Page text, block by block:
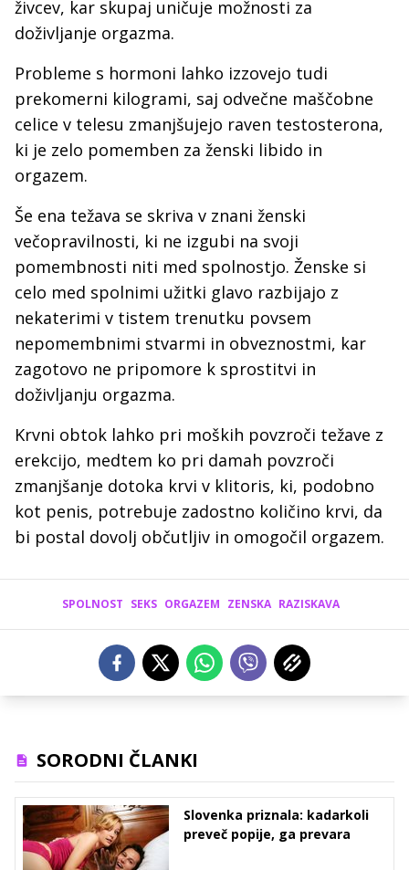
živcev, kar skupaj uničuje možnosti za
doživljanje orgazma.
Probleme s hormoni lahko izzovejo tudi
prekomerni kilogrami, saj odvečne maščobne
celice v telesu zmanjšujejo raven testosterona,
ki je zelo pomemben za ženski libido in
orgazem.
Še ena težava se skriva v znani ženski
večopravilnosti, ki ne izgubi na svoji
pomembnosti niti med spolnostjo. Ženske si
celo med spolnimi užitki glavo razbijajo z
nekaterimi v tistem trenutku povsem
nepomembnimi stvarmi in obveznostmi, kar
zagotovo ne pripomore k sprostitvi in
doživljanju orgazma.
Krvni obtok lahko pri moških povzroči težave z
erekcijo, medtem ko pri damah povzroči
zmanjšanje dotoka krvi v klitoris, ki, podobno
kot penis, potrebuje zadostno količino krvi, da
bi postal dovolj občutljiv in omogočil orgazem.
SPOLNOST SEKS ORGAZEM ZENSKA RAZISKAVA
SORODNI ČLANKI
Slovenka priznala: kadarkoli
preveč popije, ga prevara